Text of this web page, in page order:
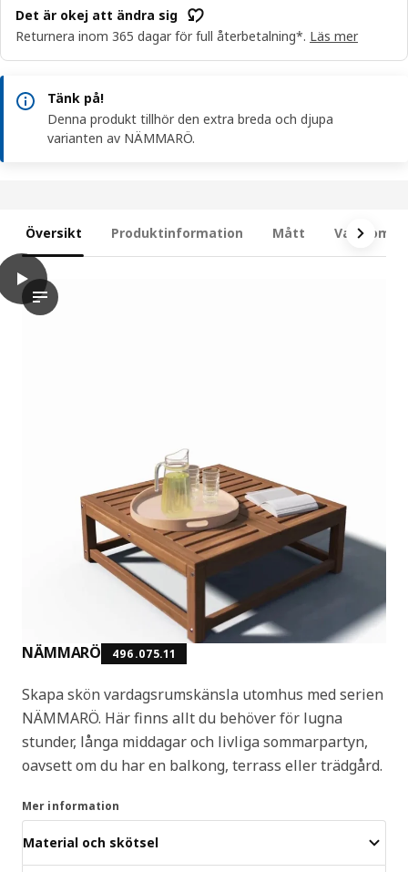
Det är okej att ändra sig
Returnera inom 365 dagar för full återbetalning*. Läs mer
Tänk på!
Denna produkt tillhör den extra breda och djupa
varianten av NÄMMARÖ.
Översikt Produktinformation Mått Vad som
NÄMMARÖ 496.075.11
Skapa skön vardagsrumskänsla utomhus med serien
NÄMMARÖ. Här finns allt du behöver för lugna
stunder, långa middagar och livliga sommarpartyn,
oavsett om du har en balkong, terrass eller trädgård.
Mer information
Material och skötsel
play
Videon visar NÄMMARÖ 2-sitsiga modulsoffa, som är en
NÄMMARÖ 2-sitssoffa, ljusbrunlaserad/utomhus, 162 cm